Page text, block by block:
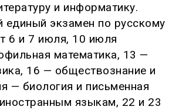
и информатику.
единый экзамен по русскому
6 и 7 июля, 10 июля
математика, 13 —
16 — обществознание и
— биология и письменная
языкам, 22 и 23